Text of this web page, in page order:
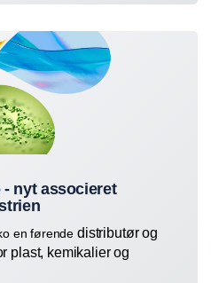
- nyt associeret
en førende distributør og
plast, kemikalier og